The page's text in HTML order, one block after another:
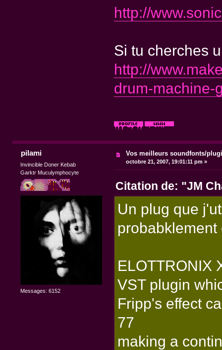
http://
Si tu cherches
http://
drum-machine-
pilami
Invincible Doner Kebab
Garktr Muculymphocyte
Messages: 6152
Vos meilleurs soundfonts/
octobre 21, 2007, 19:01:11 pm »
Citation de: "JM
Un plug que
ELOTTRONIX
VST plugin
Fripp's effect
77
making a